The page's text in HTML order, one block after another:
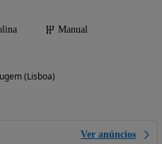
Manual
(Lisboa)
Ver anúncios